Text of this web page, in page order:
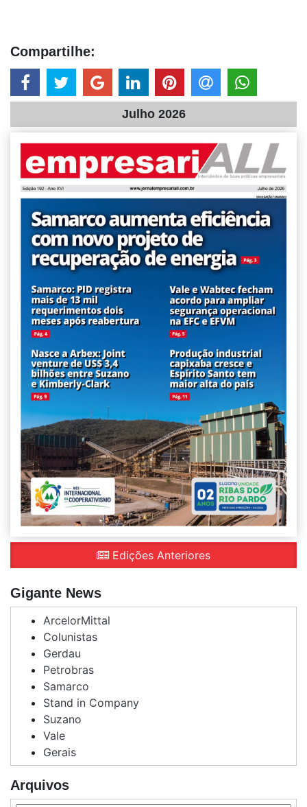
Compartilhe:
Julho 2026
Edições Anteriores
Gigante News
ArcelorMittal
Colunistas
Gerdau
Petrobras
Samarco
Stand in Company
Suzano
Vale
Gerais
Arquivos